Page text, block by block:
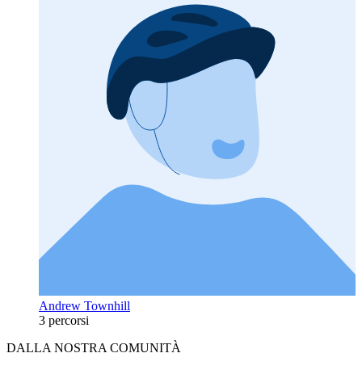
Andrew Townhill
3 percorsi
DALLA NOSTRA COMUNITÀ